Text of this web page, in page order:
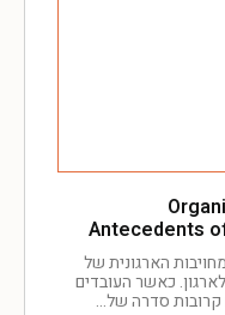
Antecedents
הארגונית של
כאשר העובדים
קרובות סדרה של